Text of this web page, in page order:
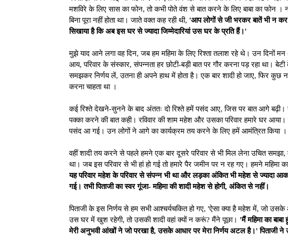
मशविरे के लिए सास का फोन, तो कभी पोते वंश से बात करने के लिए बाबा का फोन
बिना पूरा नहीं होता था। जाते वक्त कह रही थी, 'आप लोगों से जी भरकर बातें भी न कर
सिखाया है कि अब इस घर से ज्यादा जिम्मेदारियां उस घर के प्रति हैं।'
मुझे याद आने लगा वह दिन, जब हम महिमा के लिए रिश्ता तलाश रहे थे। उन
आय, परिवार के संस्कार, संपन्नता हर छोटी-बड़ी बात पर गौर करना पड़ रहा था।
समझकर निर्णय लें, उतना ही अपने हाथ में होता है। एक बार शादी हो जाए, फिर कुछ
करना चाहता था ।
कई रिश्ते देखने-सुनने के बाद अंततः दो रिश्ते हमें पसंद आए, जिस पर बात आगे बढ़ी।
पक्का करने की बात कही। रविवार की शाम महेश और उसका परिवार हमारे घर
पसंद आ गई। उन लोगों ने आगे का कार्यक्रम तय करने के लिए हमें आमंत्रित किया ।
वहीं शादी तय करने से पहले हमने एक बार दूसरे परिवार से भी मिल लेना उचित समझा,
था। जब इस परिवार से भी हां हो गई तो हमारे पैर जमीन पर न रह गए। हमने महिमा
यह परिवार महेश के परिवार से संपन्न भी था और लड़का अंकित भी महेश से ज्यादा
गई। तभी पिताजी का स्वर गूंजा- महिमा की शादी महेश से होगी, अंकित से नहीं।
पिताजी के इस निर्णय से हम सभी आश्चर्यचकित हो गए, 'ऐसा क्या है महेश में, जो
उस घर में खुश रहेगी, तो उसकी शादी वहां क्यों न करूं? मैंने पूछा। 'मैं महिमा का
मेरी अनुभवी आंखों ने जो परखा है, उसके आधार पर मेरा निर्णय अटल है।' पिताजी ने